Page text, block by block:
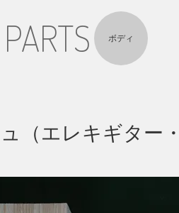
ボディ
（エレキギター